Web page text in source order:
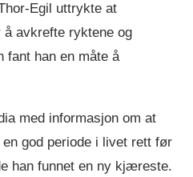
Egil uttrykte at
å avkrefte ryktene og
fant han en måte å
med informasjon om at
god periode i livet rett før
han funnet en ny kjæreste.